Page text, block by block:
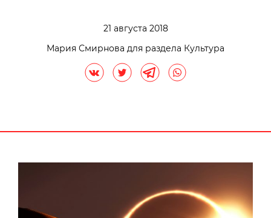
21 августа 2018
Мария Смирнова для раздела Культура